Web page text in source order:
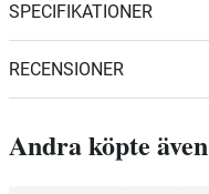
SPECIFIKATIONER
RECENSIONER
Andra köpte även